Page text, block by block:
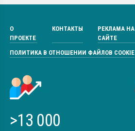
О
ПРОЕКТЕ
КОНТАКТЫ
РЕКЛАМА НА
САЙТЕ
ПОЛИТИКА В ОТНОШЕНИИ ФАЙЛОВ COOKIE
>13 000